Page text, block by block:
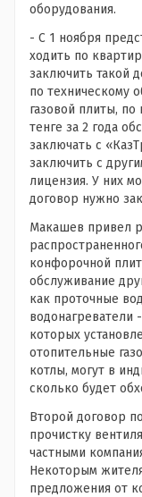
оборудования.
- С 1 ноября
ходить по
заключить такой
по техническому
газовой плиты,
тенге за 2 года
заключать с
заключить с
лицензия. У них
договор нужно
Макашев привел
конфорочной
обслуживание
как проточные
водонагреватели
которых
отопительные
котлы, могут в
сколько будет
Второй договор
прочистку
частными
Некоторым
предложения от